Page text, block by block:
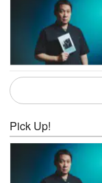
Pick Up!